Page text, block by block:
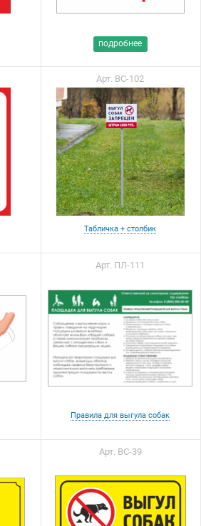
подробнее
Арт. ВС-102
Табличка + столбик
Арт. ПЛ-111
Правила для выгула собак
Арт. ВС-39